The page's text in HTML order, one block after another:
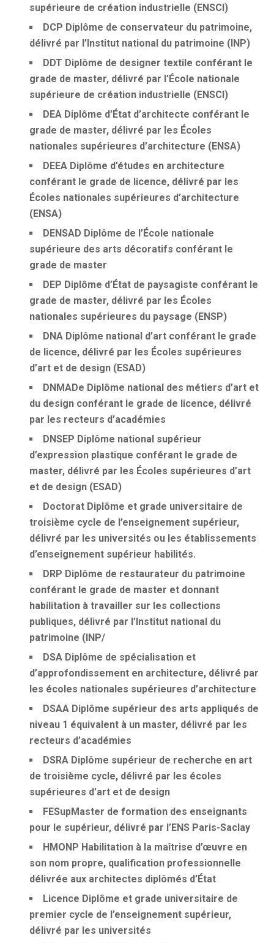
supérieure de création industrielle (ENSCI)
DCP Diplôme de conservateur du patrimoine,
délivré par l’Institut national du patrimoine (INP)
DDT Diplôme de designer textile conférant le
grade de master, délivré par l’École nationale
supérieure de création industrielle (ENSCI)
DEA Diplôme d’État d’architecte conférant le
grade de master, délivré par les Écoles
nationales supérieures d’architecture (ENSA)
DEEA Diplôme d’études en architecture
conférant le grade de licence, délivré par les
Écoles nationales supérieures d’architecture
(ENSA)
DENSAD Diplôme de l’École nationale
supérieure des arts décoratifs conférant le
grade de master
DEP Diplôme d’État de paysagiste conférant le
grade de master, délivré par les Écoles
nationales supérieures du paysage (ENSP)
DNA Diplôme national d’art conférant le grade
de licence, délivré par les Écoles supérieures
d’art et de design (ESAD)
DNMADe Diplôme national des métiers d’art et
du design conférant le grade de licence, délivré
par les recteurs d’académies
DNSEP Diplôme national supérieur
d’expression plastique conférant le grade de
master, délivré par les Écoles supérieures d’art
et de design (ESAD)
Doctorat Diplôme et grade universitaire de
troisième cycle de l’enseignement supérieur,
délivré par les universités ou les établissements
d’enseignement supérieur habilités.
DRP Diplôme de restaurateur du patrimoine
conférant le grade de master et donnant
habilitation à travailler sur les collections
publiques, délivré par l’Institut national du
patrimoine (INP/
DSA Diplôme de spécialisation et
d’approfondissement en architecture, délivré par
les écoles nationales supérieures d’architecture
DSAA Diplôme supérieur des arts appliqués de
niveau 1 équivalent à un master, délivré par les
recteurs d’académies
DSRA Diplôme supérieur de recherche en art
de troisième cycle, délivré par les écoles
supérieures d’art et de design
FESupMaster de formation des enseignants
pour le supérieur, délivré par l’ENS Paris-Saclay
HMONP Habilitation à la maîtrise d’œuvre en
son nom propre, qualification professionnelle
délivrée aux architectes diplômés d’État
Licence Diplôme et grade universitaire de
premier cycle de l’enseignement supérieur,
délivré par les universités